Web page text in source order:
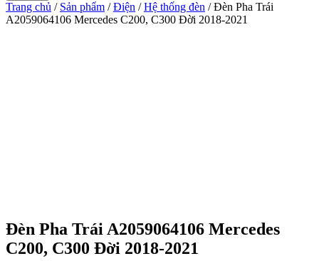
Trang chủ / Sản phẩm /Điện /Hệ thống đèn / Đèn Pha Trái
A2059064106 Mercedes C200, C300 Đời 2018-2021
Đèn Pha Trái A2059064106 Mercedes
C200, C300 Đời 2018-2021